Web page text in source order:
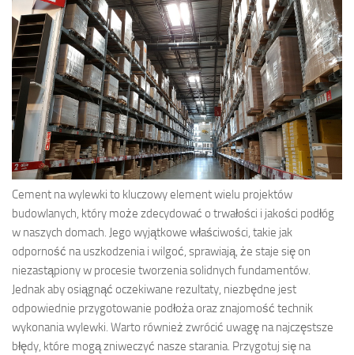
Cement na wylewki to kluczowy element wielu projektów
budowlanych, który może zdecydować o trwałości i jakości podłóg
w naszych domach. Jego wyjątkowe właściwości, takie jak
odporność na uszkodzenia i wilgoć, sprawiają, że staje się on
niezastąpiony w procesie tworzenia solidnych fundamentów.
Jednak aby osiągnąć oczekiwane rezultaty, niezbędne jest
odpowiednie przygotowanie podłoża oraz znajomość technik
wykonania wylewki. Warto również zwrócić uwagę na najczęstsze
błędy, które mogą zniweczyć nasze starania. Przygotuj się na